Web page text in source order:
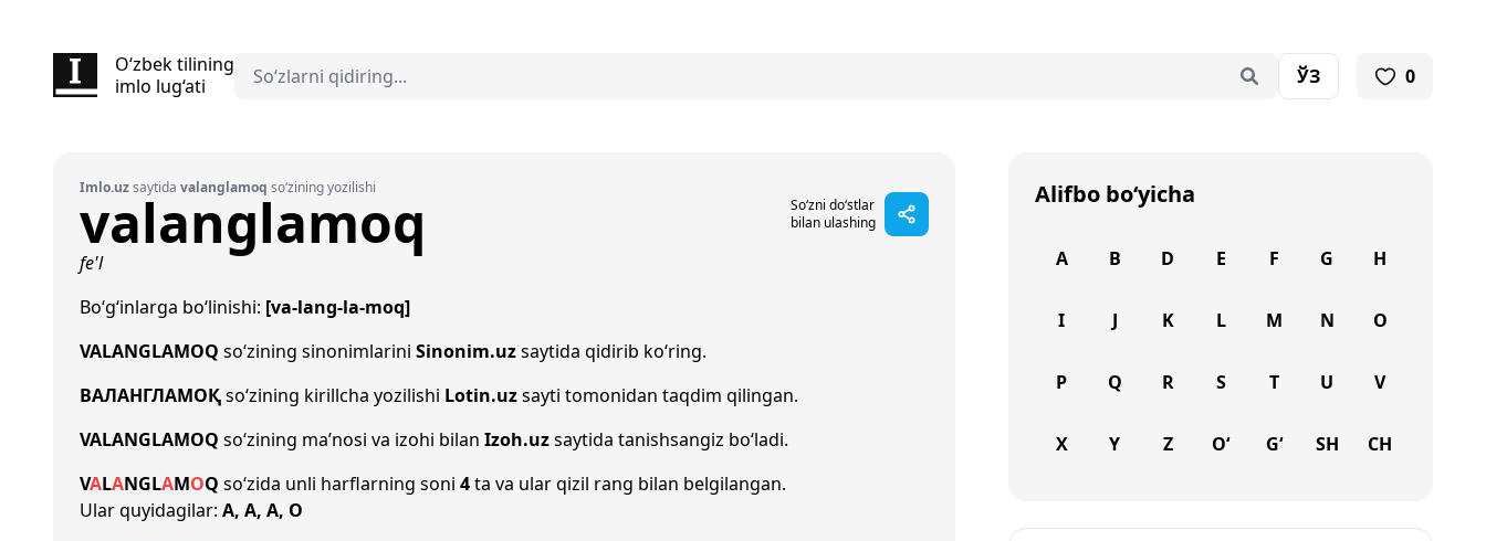
O‘zbek tilining
imlo lug‘ati
ЎЗ 0
Imlo.uzsaytida valanglamoq so‘zining yozilishi
valanglamoq
So‘zni do‘stlar
bilan ulashing
fe'l
Bo‘g‘inlarga bo‘linishi: [va-lang-la-moq]
VALANGLAMOQ so‘zining sinonimlarini Sinonim.uzsaytida qidirib ko‘ring.
ВАЛАНГЛАМОҚso‘zining kirillcha yozilishi Lotin.uzsayti tomonidan taqdim qilingan.
VALANGLAMOQ so‘zining ma’nosi va izohi bilan Izoh.uzsaytida tanishsangiz bo‘ladi.
VALANGLAMOQ so‘zida unli harflarning soni 4ta va ular qizil rang bilan belgilangan.
Ular quyidagilar: A, A, A, O
Alifbo bo‘yicha
A B D E F G H
I J K L M N O
P Q R S T U V
X Y Z O‘ G‘ SH CH